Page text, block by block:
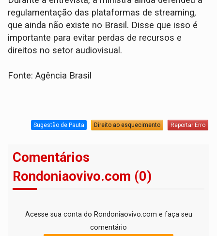
regulamentação das plataformas de streaming,
que ainda não existe no Brasil. Disse que isso é
importante para evitar perdas de recursos e
direitos no setor audiovisual.
Fonte: Agência Brasil
Sugestão de Pauta Direito ao esquecimento Reportar Erro
Comentários
Rondoniaovivo.com (0)
Acesse sua conta do Rondoniaovivo.com e faça seu
comentário